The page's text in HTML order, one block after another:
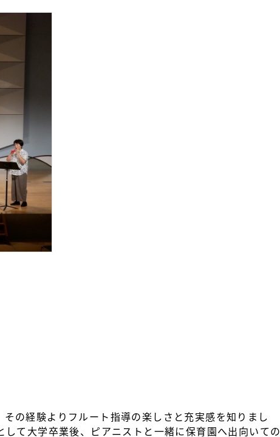
の経験よりフルート指導の楽しさと充実感を知りまし
て大学卒業後、ピアニストと一緒に保育園へ出向いての